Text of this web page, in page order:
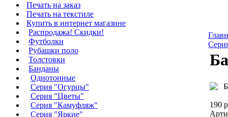
Печать на заказ
Печать на текстиле
Купить в интернет магазине
Распродажа! Скидки!
Футболки
Рубашки поло
Толстовки
Банданы
Однотонные
Серия "Огурцы"
Серия "Цветы"
Серия "Камуфляж"
Серия "Яркие"
190